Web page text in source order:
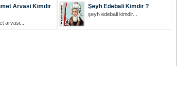
Arvasi Kimdir
arvasi...
Şeyh Edebali Kimdir ?
şeyh edebali kimdir...